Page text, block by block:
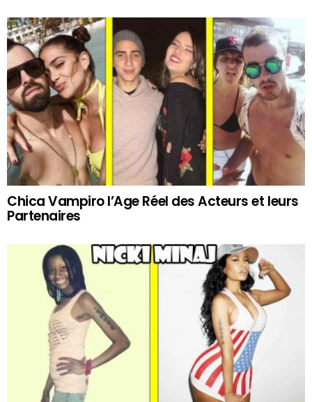
Chica Vampiro l’Age Réel des Acteurs et leurs
Partenaires